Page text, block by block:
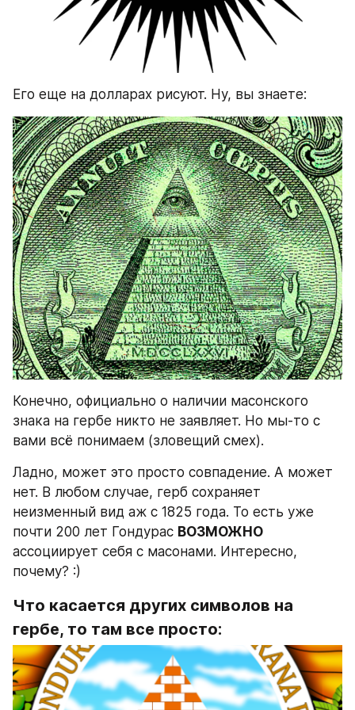
Его еще на долларах рисуют. Ну, вы знаете:
Конечно, официально о наличии масонского
знака на гербе никто не заявляет. Но мы-то с
вами всё понимаем (зловещий смех).
Ладно, может это просто совпадение. А может
нет. В любом случае, герб сохраняет
неизменный вид аж с 1825 года. То есть уже
почти 200 лет Гондурас ВОЗМОЖНО
ассоциирует себя с масонами. Интересно,
почему? :)
Что касается других символов на
гербе, то там все просто: